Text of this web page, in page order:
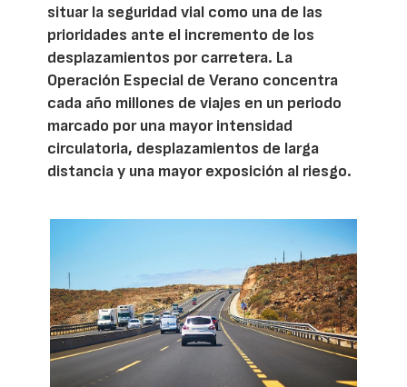
situar la seguridad vial como una de las
prioridades ante el incremento de los
desplazamientos por carretera. La
Operación Especial de Verano concentra
cada año millones de viajes en un periodo
marcado por una mayor intensidad
circulatoria, desplazamientos de larga
distancia y una mayor exposición al riesgo.